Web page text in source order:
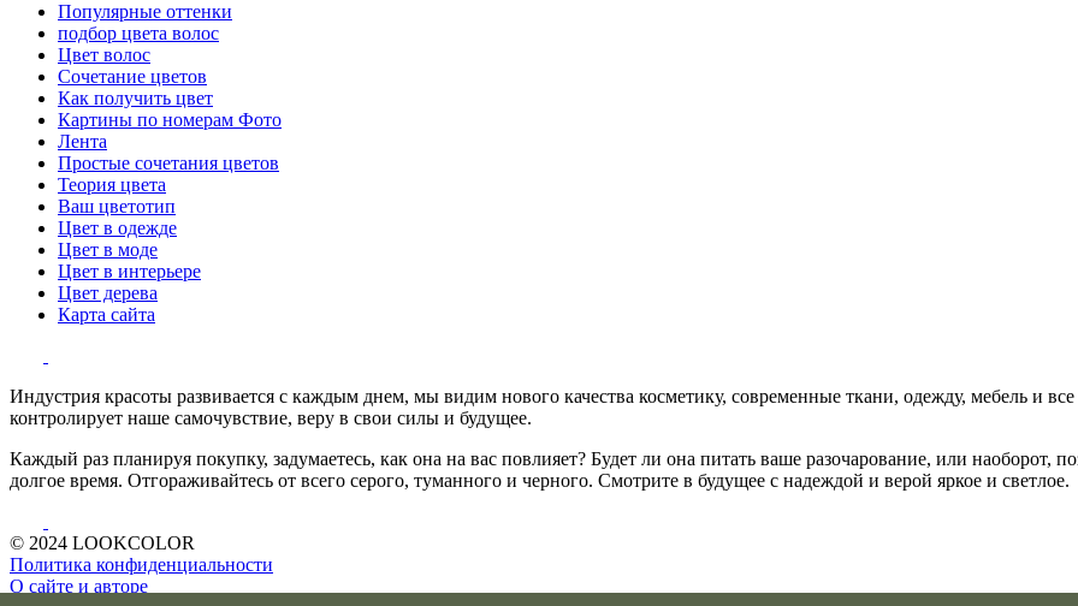
Популярные оттенки
подбор цвета волос
Цвет волос
Сочетание цветов
Как получить цвет
Картины по номерам Фото
Лента
Простые сочетания цветов
Теория цвета
Ваш цветотип
Цвет в одежде
Цвет в моде
Цвет в интерьере
Цвет дерева
Карта сайта
Индустрия красоты развивается с каждым днем, мы видим нового качества косметику, современные ткани, одежду, мебель и
контролирует наше самочувствие, веру в свои силы и будущее.
Каждый раз планируя покупку, задумаетесь, как она на вас повлияет? Будет ли она питать ваше разочарование, или наоборот,
долгое время. Отгораживайтесь от всего серого, туманного и черного. Смотрите в будущее с надеждой и верой яркое и светлое.
© 2024 LOOKCOLOR
Политика конфиденциальности
О сайте и авторе